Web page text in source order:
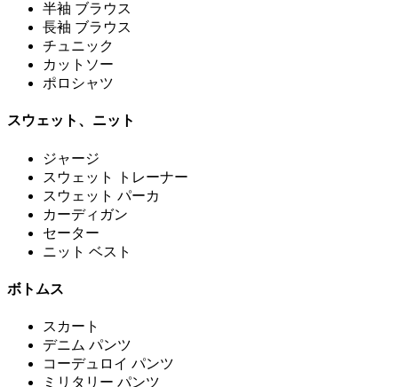
半袖 ブラウス
長袖 ブラウス
チュニック
カットソー
ポロシャツ
スウェット、ニット
ジャージ
スウェット トレーナー
スウェット パーカ
カーディガン
セーター
ニット ベスト
ボトムス
スカート
デニム パンツ
コーデュロイ パンツ
ミリタリー パンツ